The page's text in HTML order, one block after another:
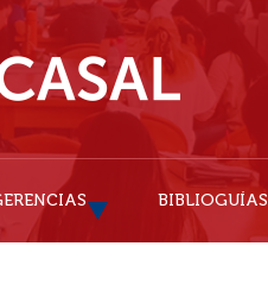
BIBLIOGUÍAS